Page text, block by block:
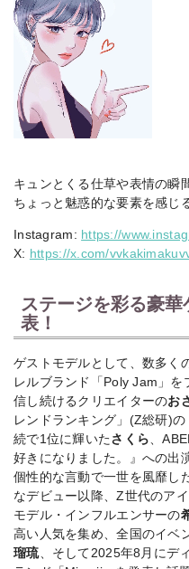
キュンとくる仕草や表情の瞬
ちょっと魅惑的な要素を感じ
Instagram: https://
X: https://x.com/
ステージを彩る豪
表！
ゲストモデルとして、数多く
レルブランド「Poly Jam」
信し続けるクリエイターのお
レンドランキング」(Z総研)
続で1位に輝いたさくら 、
好きになりました。』への出
個性的な言動で一世を風靡し
なデビュー以降、Z世代のア
モデル・インフルエンサーの
高い人気を集め、全国のイベ
瑠琉、そして2025年8月にデ